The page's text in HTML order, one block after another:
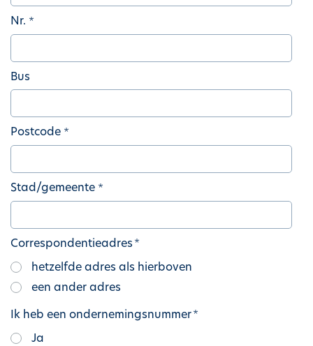
Nr.
Bus
Postcode
Stad/gemeente
Correspondentieadres
hetzelfde adres als hierboven
een ander adres
Ik heb een ondernemingsnummer
Ja